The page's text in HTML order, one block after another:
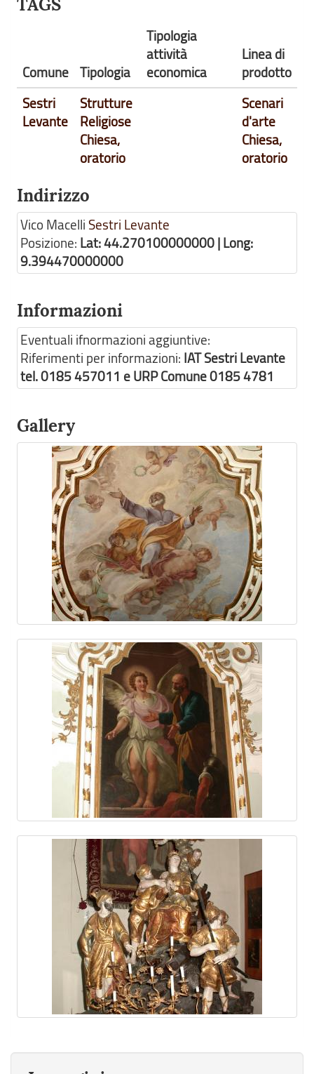
TAGS
Comune Tipologia
Tipologia
attività
economica
Linea di
prodotto
Sestri
Levante
Strutture
Religiose
Chiesa,
oratorio
Scenari
d'arte
Chiesa,
oratorio
Indirizzo
Vico Macelli Sestri Levante
Posizione: Lat: 44.270100000000 | Long:
9.394470000000
Informazioni
Eventuali ifnormazioni aggiuntive:
Riferimenti per informazioni: IAT Sestri Levante
tel. 0185 457011 e URP Comune 0185 4781
Gallery